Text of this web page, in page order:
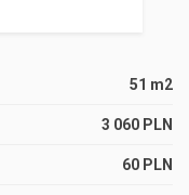
51 m2
3 060 PLN
60 PLN